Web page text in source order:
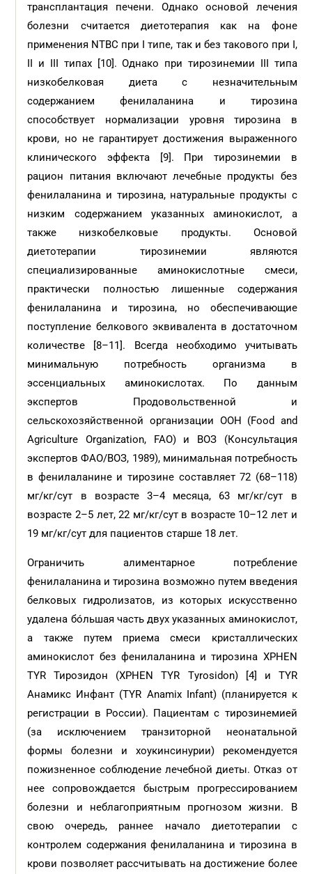
трансплантация печени. Однако основой лечения
болезни считается диетотерапия как на фоне
применения NTBC при I типе, так и без такового при I,
II и III типах [10]. Однако при тирозинемии III типа
низкобелковая диета с незначительным
содержанием фенилаланина и тирозина
способствует нормализации уровня тирозина в
крови, но не гарантирует достижения выраженного
клинического эффекта [9]. При тирозинемии в
рацион питания включают лечебные продукты без
фенилаланина и тирозина, натуральные продукты с
низким содержанием указанных аминокислот, а
также низкобелковые продукты. Основой
диетотерапии тирозинемии являются
специализированные аминокислотные смеси,
практически полностью лишенные содержания
фенилаланина и тирозина, но обеспечивающие
поступление белкового эквивалента в достаточном
количестве [8–11]. Всегда необходимо учитывать
минимальную потребность организма в
эссенциальных аминокислотах. По данным
экспертов Продовольственной и
сельскохозяйственной организации ООН (Food and
Agriculture Organization, FAO) и ВОЗ (Консультация
экспертов ФАО/ВОЗ, 1989), минимальная потребность
в фенилаланине и тирозине составляет 72 (68–118)
мг/кг/сут в возрасте 3–4 месяца, 63 мг/кг/сут в
возрасте 2–5 лет, 22 мг/кг/сут в возрасте 10–12 лет и
19 мг/кг/сут для пациентов старше 18 лет.
Ограничить алиментарное потребление
фенилаланина и тирозина возможно путем введения
белковых гидролизатов, из которых искусственно
удалена бóльшая часть двух указанных аминокислот,
а также путем приема смеси кристаллических
аминокислот без фенилаланина и тирозина XPHEN
TYR Тирозидон (XPHEN TYR Тyrosidon) [4] и TYR
Анамикс Инфант (TYR Anamix Infant) (планируется к
регистрации в России). Пациентам с тирозинемией
(за исключением транзиторной неонатальной
формы болезни и хоукинсинурии) рекомендуется
пожизненное соблюдение лечебной диеты. Отказ от
нее сопровождается быстрым прогрессированием
болезни и неблагоприятным прогнозом жизни. В
свою очередь, раннее начало диетотерапии с
контролем содержания фенилаланина и тирозина в
крови позволяет рассчитывать на достижение более